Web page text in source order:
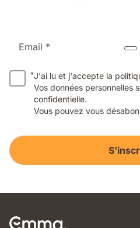
Email *
*J'ai lu et j'accepte la
Vos données personnelles
confidentielle.
Vous pouvez vous